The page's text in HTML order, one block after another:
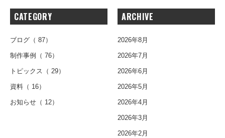
CATEGORY
ブログ （ 87）
制作事例 （ 76）
トピックス （ 29）
資料 （ 16）
お知らせ （ 12）
ARCHIVE
2026年8月
2026年7月
2026年6月
2026年5月
2026年4月
2026年3月
2026年2月